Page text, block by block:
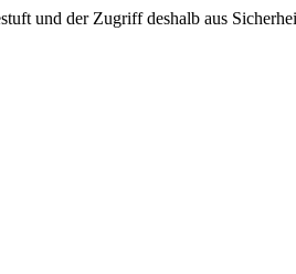
und der Zugriff deshalb aus